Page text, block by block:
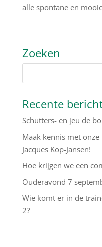
alle spontane en
Zoeken
Recente
Schutters- en jeu de
Maak kennis met
Jacques Kop-Jansen!
Hoe krijgen we een
Ouderavond 7
Wie komt er in de
2?